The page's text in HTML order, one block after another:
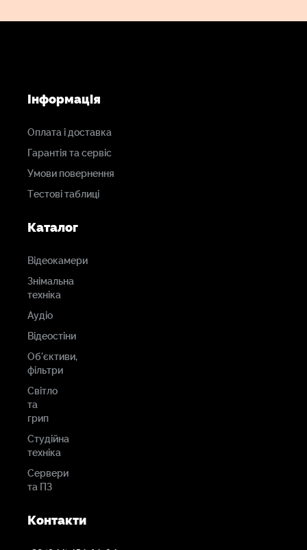
Інформація
Оплата і доставка
Гарантія та сервіс
Умови повернення
Тестові таблиці
Каталог
Відеокамери
Знімальна
техніка
Аудіо
Відеостіни
Об'єктиви,
фільтри
Світло
та
грип
Студійна
техніка
Сервери
та ПЗ
Контакти